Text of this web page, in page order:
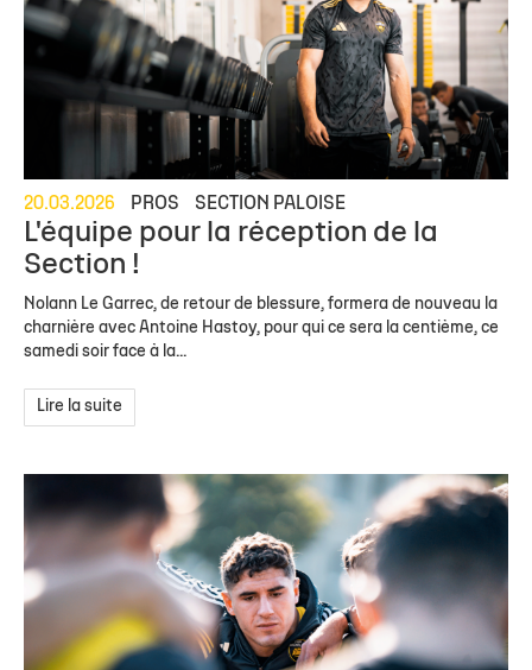
20.03.2026 PROS SECTION PALOISE
L'équipe pour la réception de la
Section !
Nolann Le Garrec, de retour de blessure, formera de nouveau la
charnière avec Antoine Hastoy, pour qui ce sera la centième, ce
samedi soir face à la...
Lire la suite